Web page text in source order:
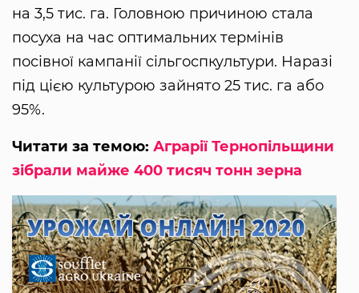
на 3,5 тис. га. Головною причиною стала
посуха на час оптимальних термінів
посівної кампанії сільгоспкультури. Наразі
під цією культурою зайнято 25 тис. га або
95%.
Читати за темою: Аграрії Тернопільщини
зібрали майже 400 тисяч тонн зерна